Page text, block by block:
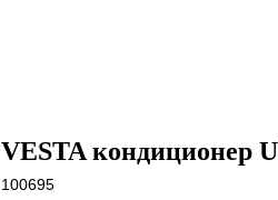
VESTA кондиционер
100695